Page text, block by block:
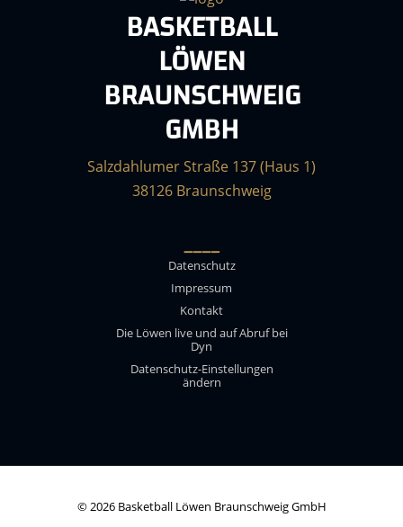
BASKETBALL
LÖWEN
BRAUNSCHWEIG
GMBH
Salzdahlumer Straße 137 (Haus 1)
38126 Braunschweig
____
Datenschutz
Impressum
Kontakt
Die Löwen live und auf Abruf bei
Dyn
Datenschutz-Einstellungen
ändern
© 2026 Basketball Löwen Braunschweig GmbH